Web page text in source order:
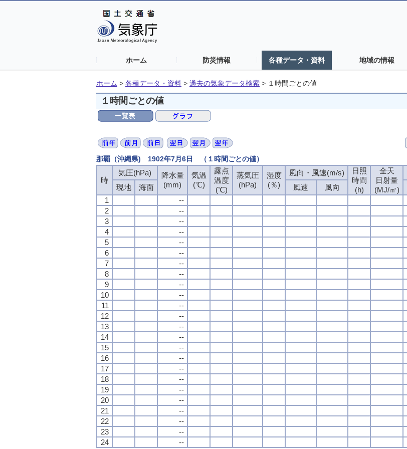
ホーム 防災情報 各種データ・資料 地域の情報
ホーム > 各種データ・資料 > 過去の気象データ検索 > １時間ごとの値
１時間ごとの値
那覇（沖縄県) 1902年7月6日 （１時間ごとの値）
時
気圧(hPa)
降水量
(mm)
気温
(℃)
露点
温度
(℃)
蒸気圧
(hPa)
湿度
(％)
風向・風速(m/s)
日照
時間
(h)
全天
日射量
(MJ/㎡)
現地 海面 風速 風向
1
--
2
--
3
--
4
--
5
--
6
--
7
--
8
--
9
--
10
--
11
--
12
--
13
--
14
--
15
--
16
--
17
--
18
--
19
--
20
--
21
--
22
--
23
--
24
--